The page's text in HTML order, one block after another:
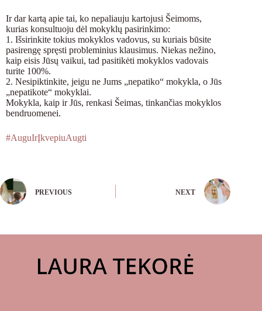
Ir dar kartą apie tai, ko nepaliauju kartojusi Šeimoms,
kurias konsultuoju dėl mokyklų pasirinkimo:
1. Išsirinkite tokius mokyklos vadovus, su kuriais būsite
pasirengę spręsti probleminius klausimus. Niekas nežino,
kaip eisis Jūsų vaikui, tad pasitikėti mokyklos vadovais
turite 100%.
2. Nesipiktinkite, jeigu ne Jums „nepatiko“ mokykla, o Jūs
„nepatikote“ mokyklai.
Mokykla, kaip ir Jūs, renkasi Šeimas, tinkančias mokyklos
bendruomenei.
#AuguIrĮkvepiuAugti
PREVIOUS NEXT